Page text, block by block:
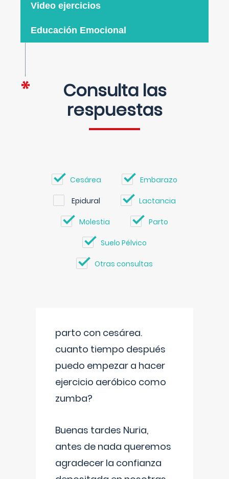
Video ejercicios
Educación Emocional
Consulta las
respuestas
Cesárea Embarazo
Epidural Lactancia
Molestia Parto
Suelo Pélvico
Otras consultas
parto con cesárea.
cuanto tiempo después
puedo empezar a hacer
ejercicio aeróbico como
zumba?
Buenas tardes Nuria,
antes de nada queremos
agradecer la confianza